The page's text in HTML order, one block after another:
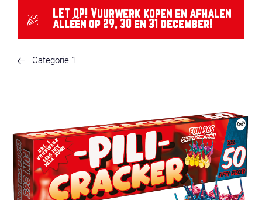
LET OP! Vuurwerk kopen en afhalen
alléén op 29, 30 en 31 december!
Categorie 1